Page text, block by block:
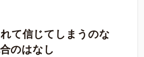
て信じてしまうのな
のはなし